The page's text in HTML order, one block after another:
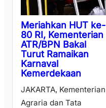
Meriahkan HUT ke-
80 RI, Kementerian
ATR/BPN Bakal
Turut Ramaikan
Karnaval
Kemerdekaan
JAKARTA, Kementerian
Agraria dan Tata